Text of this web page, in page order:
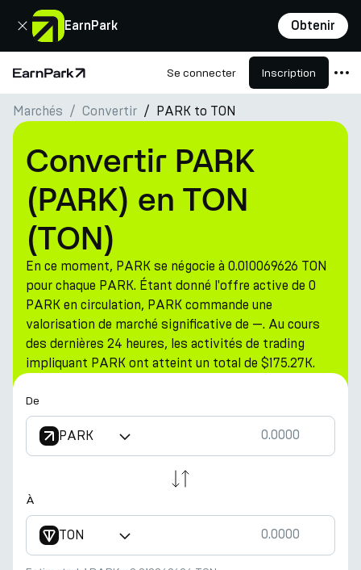
EarnPark Obtenir
Fermer
Page d'accueil Se connecter Inscription
Produits
Marchés
Calculatrices
PARK Token
Ressources
Entreprise
Marchés Convertir PARK to TON
Convertir PARK
(PARK) en TON
(TON)
En ce moment, PARK se négocie à 0.010069626 TON
pour chaque PARK. Étant donné l'offre active de 0
PARK en circulation, PARK commande une
valorisation de marché significative de —. Au cours
des dernières 24 heures, les activités de trading
impliquant PARK ont atteint un total de $175.27K.
De
PARK
À
TON